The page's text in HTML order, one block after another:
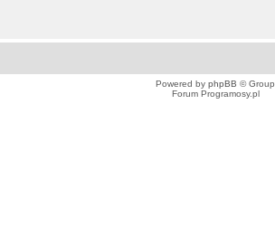
Powered by phpBB © Group
Forum Programosy.pl